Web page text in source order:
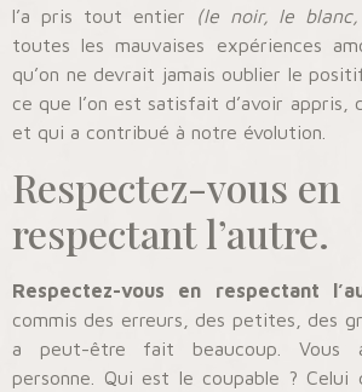
l’a pris tout entier (le noir, le
toutes les mauvaises expériences
qu’on ne devrait jamais oublier le
ce que l’on est satisfait d’avoir appris,
et qui a contribué à notre évolution.
Respectez-vous en
respectant l’autre.
Respectez-vous en respectant
commis des erreurs, des petites, des
a peut-être fait beaucoup. Vous
personne. Qui est le coupable ?